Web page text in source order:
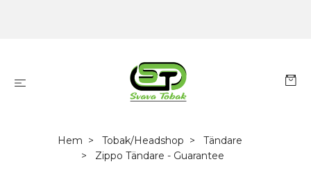
Hem Tobak/Headshop
Tändare
Zippo Tändare - Guarantee